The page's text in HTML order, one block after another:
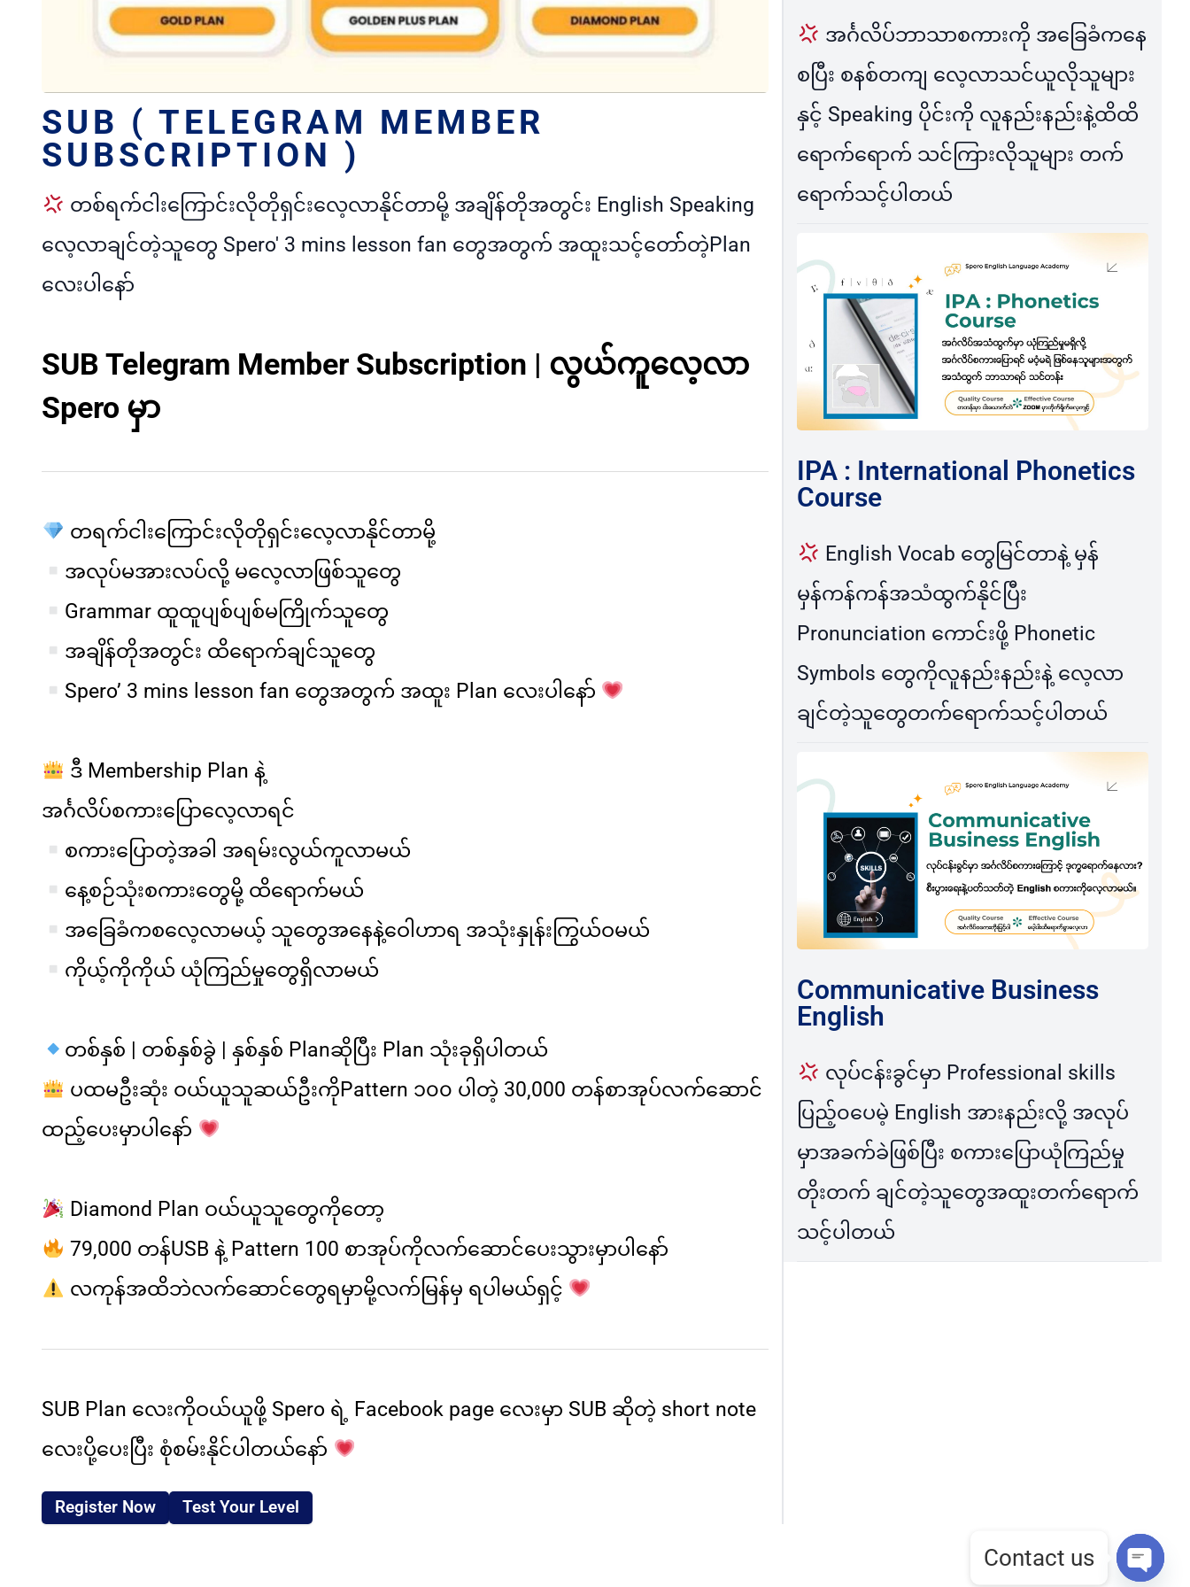
SUB ( TELEGRAM MEMBER
SUBSCRIPTION )
တစ်ရက်ငါးကြောင်းလိုတိုရှင်းလေ့လာနိုင်တာမို့ အချိန်တိုအတွင်း English Speaking
လေ့လာချင်တဲ့သူတွေ Spero' 3 mins lesson fan တွေအတွက် အထူးသင့်တော််တဲ့Plan
လေးပါနော်
SUB Telegram Member Subscription | လွယ်ကူလေ့လာ
Spero မှာ
တရက်ငါးကြောင်းလိုတိုရှင်းလေ့လာနိုင်တာမို့
အလုပ်မအားလပ်လို့ မလေ့လာဖြစ်သူတွေ
Grammar ထူထူပျစ်ပျစ်မကြိုက်သူတွေ
အချိန်တိုအတွင်း ထိရောက်ချင်သူတွေ
Spero’ 3 mins lesson fan တွေအတွက် အထူး Plan လေးပါနော်
ဒီ Membership Plan နဲ့
အင်္ဂလိပ်စကားပြောလေ့လာရင်
စကားပြောတဲ့အခါ အရမ်းလွယ်ကူလာမယ်
နေ့စဉ်သုံးစကားတွေမို့ ထိရောက်မယ်
အခြေခံကစလေ့လာမယ့် သူတွေအနေနဲ့ဝေါဟာရ အသုံးနှုန်းကြွယ်ဝမယ်
ကိုယ့်ကိုကိုယ် ယုံကြည်မှုတွေရှိလာမယ်
တစ်နှစ် | တစ်နှစ်ခွဲ | နှစ်နှစ် Planဆိုပြီး Plan သုံးခုရှိပါတယ်
ပထမဦးဆုံး ဝယ်ယူသူဆယ်ဦးကိုPattern ၁၀၀ ပါတဲ့ 30,000 တန်စာအုပ်လက်ဆောင်
ထည့်ပေးမှာပါနော်
Diamond Plan ဝယ်ယူသူတွေကိုတော့
79,000 တန်USB နဲ့ Pattern 100 စာအုပ်ကိုလက်ဆောင်ပေးသွားမှာပါနော်
လကုန်အထိဘဲလက်ဆောင်တွေရမှာမို့လက်မြန်မှ ရပါမယ်ရှင့်
SUB Plan လေးကိုဝယ်ယူဖို့ Spero ရဲ့ Facebook page လေးမှာ SUB ဆိုတဲ့ short note
လေးပို့ပေးပြီး စုံစမ်းနိုင်ပါတယ်နော်
Register Now Test Your Level
အင်္ဂလိပ်ဘာသာစကားကို အခြေခံကနေ
စပြီး စနစ်တကျ လေ့လာသင်ယူလိုသူများ
နှင့် Speaking ပိုင်းကို လူနည်းနည်းနဲ့ထိထိ
ရောက်ရောက် သင်ကြားလိုသူများ တက်
ရောက်သင့်ပါတယ်
IPA : International Phonetics
Course
English Vocab တွေမြင်တာနဲ့ မှန်
မှန်ကန်ကန်အသံထွက်နိုင်ပြီး
Pronunciation ကောင်းဖို့ Phonetic
Symbols တွေကိုလူနည်းနည်းနဲ့ လေ့လာ
ချင်တဲ့သူတွေတက်ရောက်သင့်ပါတယ်
Communicative Business
English
လုပ်ငန်းခွင်မှာ Professional skills
ပြည့်၀ပေမဲ့ English အားနည်းလို့ အလုပ်
မှာအခက်ခဲဖြစ်ပြီး စကားပြောယုံကြည်မှု
တိုးတက် ချင်တဲ့သူတွေအထူးတက်ရောက်
သင့်ပါတယ်
Contact us